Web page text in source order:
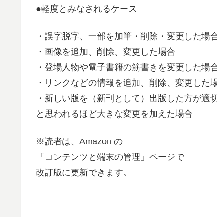
●軽度とみなされるケース
・誤字脱字、一部を加筆・削除・変更した場
・画像を追加、削除、変更した場合
・登場人物や電子書籍の筋書きを変更した場
・リンクなどの情報を追加、削除、変更した
・新しい版を（新刊として）出版した方が適切
と思われるほど大きな変更を加えた場合
※読者は、Amazon の
「コンテンツと端末の管理」ページで
改訂版に更新できます。